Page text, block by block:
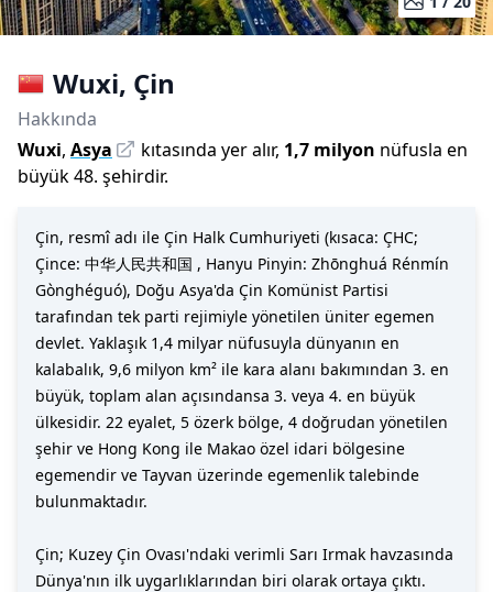
Wuxi, Çin
Hakkında
Wuxi, Asya kıtasında yer alır, 1,7 milyon nüfusla en
büyük 48. şehirdir.
Çin, resmî adı ile Çin Halk Cumhuriyeti (kısaca: ÇHC;
Çince: 中华人民共和国 , Hanyu Pinyin: Zhōnghuá Rénmín
Gònghéguó), Doğu Asya'da Çin Komünist Partisi
tarafından tek parti rejimiyle yönetilen üniter egemen
devlet. Yaklaşık 1,4 milyar nüfusuyla dünyanın en
kalabalık, 9,6 milyon km² ile kara alanı bakımından 3. en
büyük, toplam alan açısındansa 3. veya 4. en büyük
ülkesidir. 22 eyalet, 5 özerk bölge, 4 doğrudan yönetilen
şehir ve Hong Kong ile Makao özel idari bölgesine
egemendir ve Tayvan üzerinde egemenlik talebinde
bulunmaktadır.
Çin; Kuzey Çin Ovası'ndaki verimli Sarı Irmak havzasında
Dünya'nın ilk uygarlıklarından biri olarak ortaya çıktı.